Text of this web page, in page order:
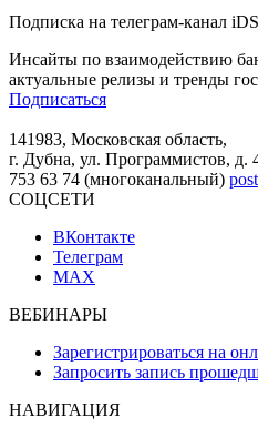
Подписка на телеграм-канал
Инсайты по взаимодействию
актуальные релизы и тренды
Подписаться
141983, Московская область,
г. Дубна, ул. Программистов, д.
753 63 74 (многоканальный)
СОЦСЕТИ
ВКонтакте
Телеграм
MAX
ВЕБИНАРЫ
Зарегистрироваться на
Запросить запись
НАВИГАЦИЯ